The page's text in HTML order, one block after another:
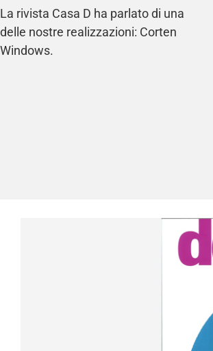
La rivista Casa D ha parlato di una
delle nostre realizzazioni: Corten
Windows.